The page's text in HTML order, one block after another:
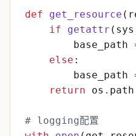
def get_resource (
if
getattr ( sys
base_path
else :
base_path
return
os . path
# logging配置